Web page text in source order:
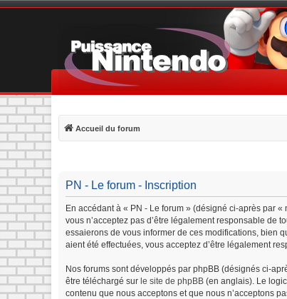
Accueil du forum
PN - Le forum - Inscription
En accédant à « PN - Le forum » (désigné ci-après par
vous n’acceptez pas d’être légalement responsable de
essaierons de vous informer de ces modifications, bien
aient été effectuées, vous acceptez d’être légalement
Nos forums sont développés par phpBB (désignés ci-
être téléchargé sur le site de phpBB (en anglais). Le
contenu que nous acceptons et que nous n’acceptons